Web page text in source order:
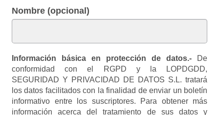
Nombre (opcional)
Información básica en protección de datos.- De
conformidad con el RGPD y la LOPDGDD,
SEGURIDAD Y PRIVACIDAD DE DATOS S.L. tratará
los datos facilitados con la finalidad de enviar un boletín
informativo entre los suscriptores. Para obtener más
información acerca del tratamiento de sus datos y